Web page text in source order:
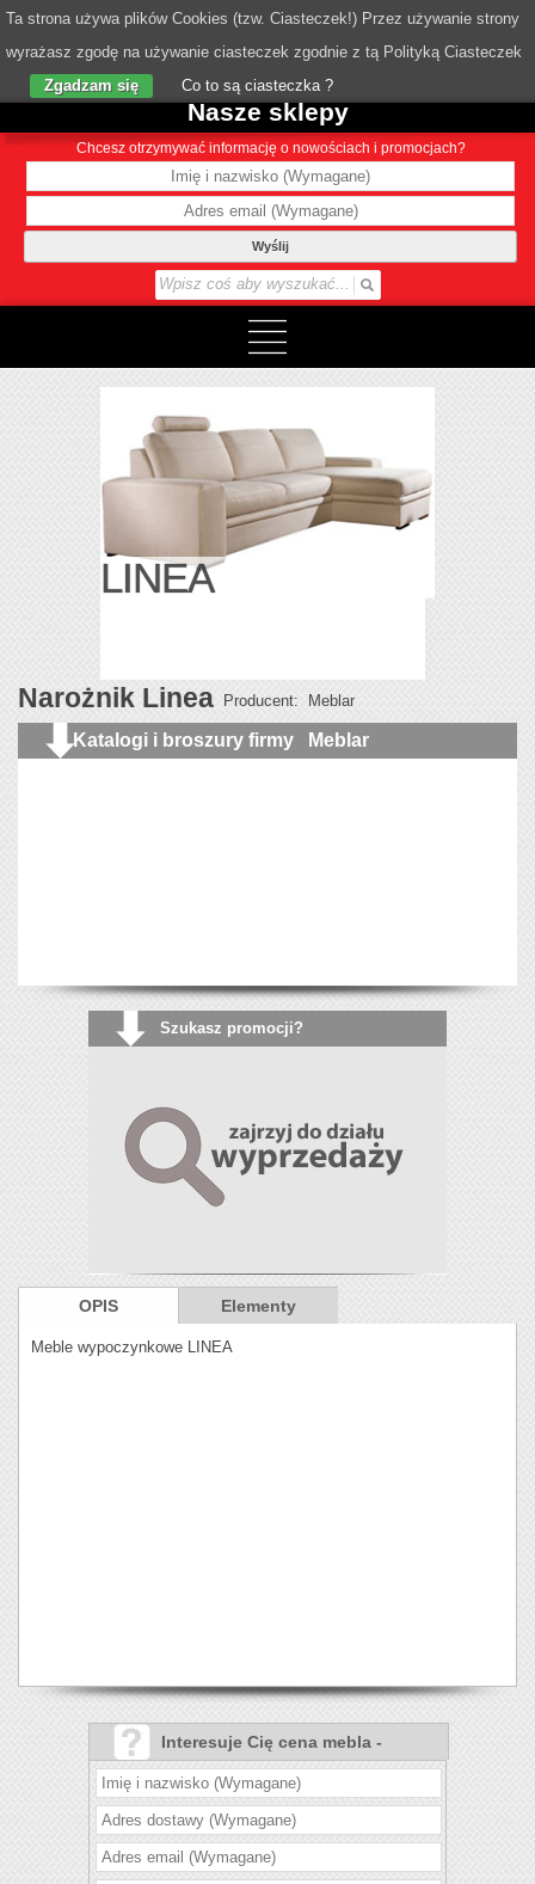
o Nas
Nasze sklepy
Chcesz otrzymywać informację o nowościach i promocjach?
Wyślij
LINEA
Narożnik Linea Producent: Meblar
Katalogi i broszury firmy Meblar
Szukasz promocji?
OPIS Elementy
Meble wypoczynkowe LINEA
Interesuje Cię cena mebla -
Narożnik Linea?
Ta strona używa plików Cookies (tzw. Ciasteczek!) Przez używanie strony
wyrażasz zgodę na używanie ciasteczek zgodnie z tą Polityką Ciasteczek
Zgadzam się
Co to są ciasteczka ?